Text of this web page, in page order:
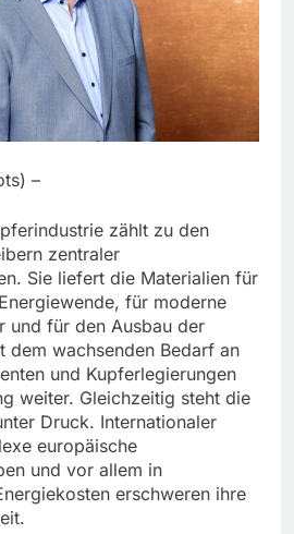
–
zählt zu den
zentraler
Sie liefert die Materialien für
für moderne
und für den Ausbau der
dem wachsenden Bedarf an
und Kupferlegierungen
weiter. Gleichzeitig steht die
Druck. Internationaler
europäische
und vor allem in
erschweren ihre